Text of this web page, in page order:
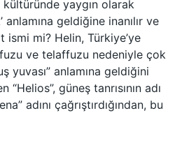
yaygın olarak
geldiğine inanılır ve
mi? Helin, Türkiye’ye
ve telaffuzu nedeniyle çok
yuvası” anlamına geldiğini
güneş tanrısının adı
adını çağrıştırdığından, bu